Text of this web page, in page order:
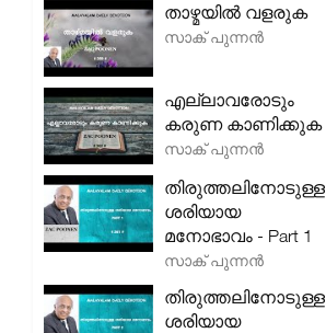
താഴ്മയിൽ വളരുക
സാക് പുന്നൻ
എല്ലാവരോടും
കരുണ കാണിക്കുക
സാക് പുന്നൻ
തിരുത്തലിനോടുള്ള
ശരിയായ
മനോഭാവം - Part 1
സാക് പുന്നൻ
തിരുത്തലിനോടുള്ള
ശരിയായ